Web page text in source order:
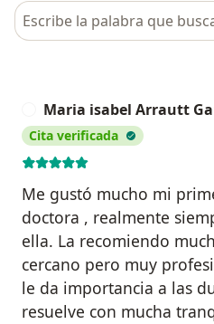
Busca en opiniones
Maria isabel Arrautt
Cita verificada
Me gustó mucho mi
doctora , realmente
ella. La recomiendo
cercano pero muy
le da importancia a las
resuelve con mucha